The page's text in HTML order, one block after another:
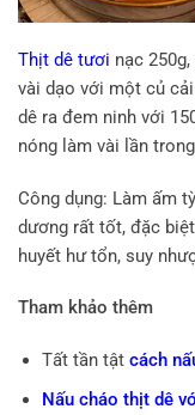
Thịt dê tươi nạc
vài dạo với một củ
dê ra đem ninh với
nóng làm vài lần
Công dụng: Làm ấm
dương rất tốt, đặc
huyết hư tổn, suy
Tham khảo thêm
Tất tần tật cách
Nấu cháo thịt dê